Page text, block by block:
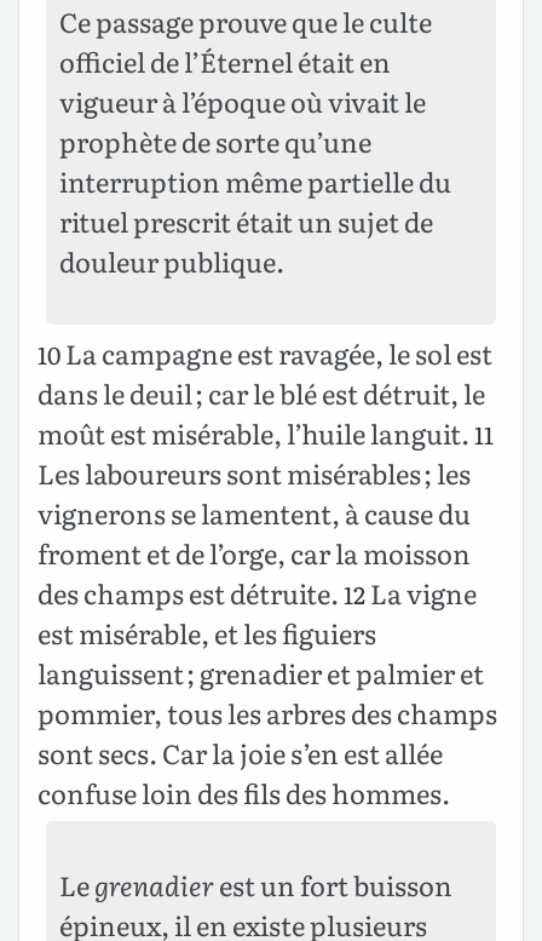
Ce passage prouve que le culte
officiel de l’Éternel était en
vigueur à l’époque où vivait le
prophète de sorte qu’une
interruption même partielle du
rituel prescrit était un sujet de
douleur publique.
10La campagne est ravagée, le sol est
dans le deuil ; car le blé est détruit, le
moût est misérable, l’huile languit.11
Les laboureurs sont misérables ; les
vignerons se lamentent, à cause du
froment et de l’orge, car la moisson
des champs est détruite.12La vigne
est misérable, et les figuiers
languissent ; grenadier et palmier et
pommier, tous les arbres des champs
sont secs. Car la joie s’en est allée
confuse loin des fils des hommes.
Legrenadierest un fort buisson
épineux, il en existe plusieurs